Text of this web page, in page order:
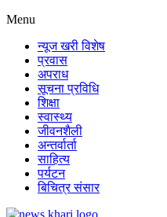
Menu
न्यूज खरी विशेष
प्रवास
अपराध
सूचना प्रविधि
शिक्षा
स्वास्थ्य
जीवनशैली
अन्तर्वार्ता
साहित्य
पर्यटन
बिचित्र संसार